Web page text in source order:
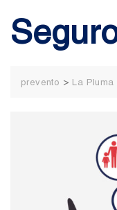
prevento > La Pluma